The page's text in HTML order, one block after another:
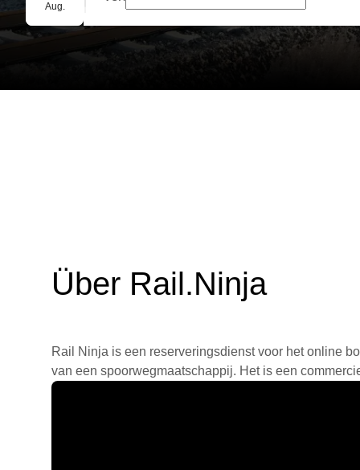
Aug.
Über Rail.Ninja
Rail Ninja is een reserveringsdienst voor het online
van een spoorwegmaatschappij. Het is een